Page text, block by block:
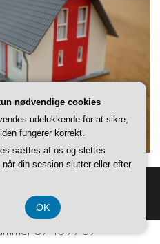
37 40 77 39
nødvendige cookies
udelukkende for at sikre,
fungerer korrekt.
sættes af os og slettes
din session slutter eller efter
OK